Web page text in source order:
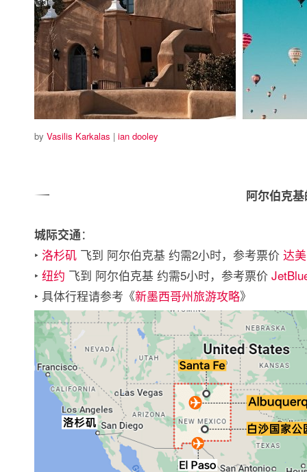
by Vasilis Karkalas | ian dooley
阿尔伯克
城际交通：
‣ 洛杉矶 飞到 阿尔伯克基 约需2小时，参考票价 达美
‣ 纽约 飞到 阿尔伯克基 约需5小时，参考票价
‣ 具体行程请参考《新墨西哥州旅游攻略》